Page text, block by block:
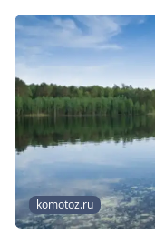
komotoz.ru